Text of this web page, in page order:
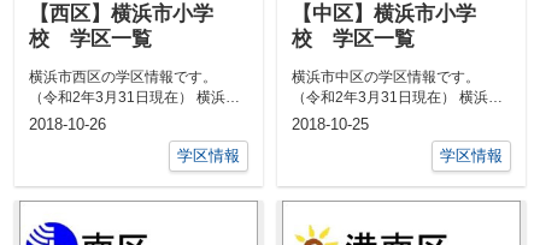
【西区】横浜市小学
校 学区一覧
横浜市西区の学区情報です。
（令和2年3月31日現在） 横浜市
西区のマンション情報はこちら
2018-10-26
学区情報
【中区】横浜市小学
校 学区一覧
横浜市中区の学区情報です。
（令和2年3月31日現在） 横浜市
中区のマンション情報はこちら
2018-10-25
学区情報